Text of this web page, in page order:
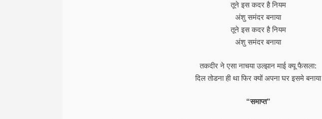
तूने इस कदर है नियम
अंशु समंदर बनाया
तूने इस कदर है नियम
अंशु समंदर बनाया
तकदीर ने एसा नाचया उल्झान माई क्यू फैसला:
दिल तोडना ही था फिर क्यों अपना घर इसमे बनाया
“समाप्त”